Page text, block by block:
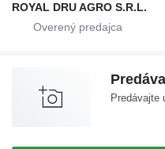
ROYAL DRU AGRO S.R.L.
Predávajte